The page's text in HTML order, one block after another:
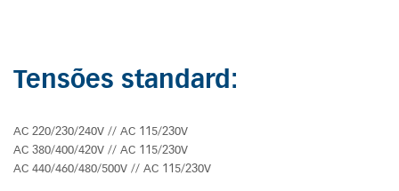
Tensões standard:
AC 220/230/240V // AC 115/230V
AC 380/400/420V // AC 115/230V
AC 440/460/480/500V // AC 115/230V